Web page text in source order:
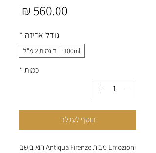
גודל אריזה *
100ml דוגמית 2 מ"ל
כמות*
הוסף לעגלה
Emozioni מבית Antiqua Firenze הוא בושם